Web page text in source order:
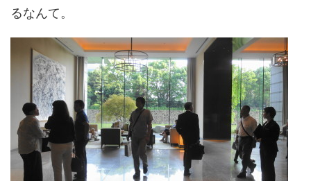
るなんて。